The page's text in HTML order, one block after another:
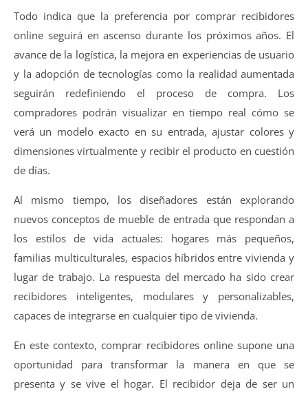
Todo indica que la preferencia por comprar recibidores
online seguirá en ascenso durante los próximos años. El
avance de la logística, la mejora en experiencias de usuario
y la adopción de tecnologías como la realidad aumentada
seguirán redefiniendo el proceso de compra. Los
compradores podrán visualizar en tiempo real cómo se
verá un modelo exacto en su entrada, ajustar colores y
dimensiones virtualmente y recibir el producto en cuestión
de días.
Al mismo tiempo, los diseñadores están explorando
nuevos conceptos de mueble de entrada que respondan a
los estilos de vida actuales: hogares más pequeños,
familias multiculturales, espacios híbridos entre vivienda y
lugar de trabajo. La respuesta del mercado ha sido crear
recibidores inteligentes, modulares y personalizables,
capaces de integrarse en cualquier tipo de vivienda.
En este contexto, comprar recibidores online supone una
oportunidad para transformar la manera en que se
presenta y se vive el hogar. El recibidor deja de ser un